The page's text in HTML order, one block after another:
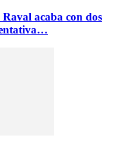
acaba con dos